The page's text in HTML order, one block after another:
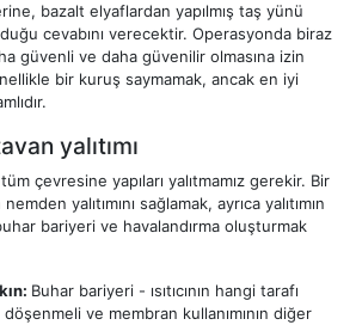
bazalt elyaflardan yapılmış taş yünü
cevabını verecektir. Operasyonda biraz
güvenli ve daha güvenilir olmasına izin
bir kuruş saymamak, ancak en iyi
yalıtımı
çevresine yapıları yalıtmamız gerekir. Bir
yalıtımını sağlamak, ayrıca yalıtımın
bariyeri ve havalandırma oluşturmak
Buhar bariyeri - ısıtıcının hangi tarafı
ve membran kullanımının diğer